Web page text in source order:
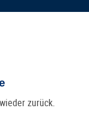
zurück.